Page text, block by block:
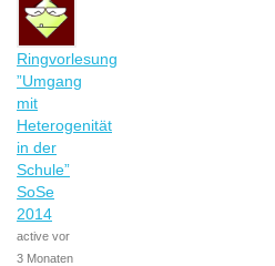
Ringvorlesung
”Umgang
mit
Heterogenität
in der
Schule”
SoSe
2014
active vor
3 Monaten